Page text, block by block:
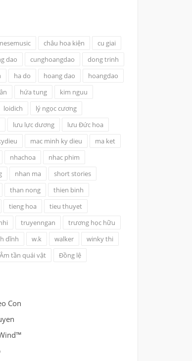
châu hoa kiện
cu giai
dao
cunghoangdao
dong trinh
ha do hoang dao
hoangdao
hứa tung
kim nguu
loidich
lý ngọc cương
lưu lực dương
lưu Đức hoa
mac minh ky dieu
ma ket
nhachoa
nhac phim
nhan ma
short stories
than nong
thien binh
tieng hoa
tieu thuyet
truyenngan
trương học hữu
dĩnh
w.k walker
winky thi
Âm tần quái vật Đồng lệ
Con